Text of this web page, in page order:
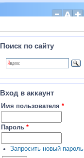
Поиск по сайту
Вход в аккаунт
Имя пользователя *
Пароль *
Запросить новый пароль